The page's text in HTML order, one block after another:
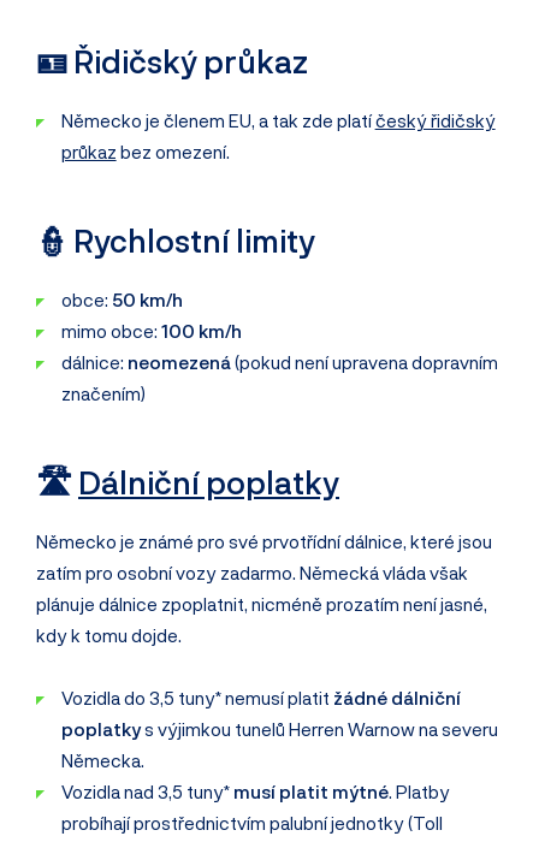
🪪 Řidičský průkaz
Německo je členem EU, a tak zde platíčeský řidičský
průkaz bez omezení.
👮 Rychlostní limity
obce: 50 km/h
mimo obce: 100 km/h
dálnice: neomezená(pokud není upravena dopravním
značením)
🛣️ Dálniční poplatky
Německo je známé pro své prvotřídní dálnice, které jsou
zatím pro osobní vozy zadarmo. Německá vláda však
plánuje dálnice zpoplatnit, nicméně prozatím není jasné,
kdy k tomu dojde.
Vozidla do 3,5 tuny* nemusí platit žádné dálniční
poplatkys výjimkou tunelů Herren Warnow na severu
Německa.
Vozidla nad 3,5 tuny* musí platit mýtné. Platby
probíhají prostřednictvím palubní jednotky (Toll